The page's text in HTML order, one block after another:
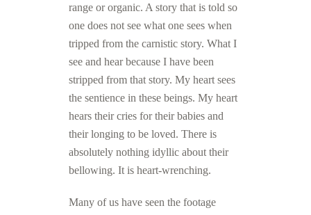
range or organic. A story that is told so
one does not see what one sees when
tripped from the carnistic story. What I
see and hear because I have been
stripped from that story. My heart sees
the sentience in these beings. My heart
hears their cries for their babies and
their longing to be loved. There is
absolutely nothing idyllic about their
bellowing. It is heart-wrenching.
Many of us have seen the footage